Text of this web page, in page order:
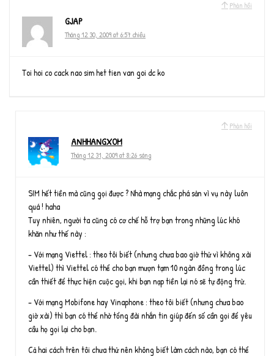
Phản hồi
GJAP
Tháng 12 30, 2009 at 6:57 chiều
Toi hoi co cack nao sim het tien van goi dc ko
Phản hồi
ANHHANGXOM
Tháng 12 31, 2009 at 8:26 sáng
SIM hết tiền mà cũng gọi được ? Nhà mạng chắc phá sản vì vụ này luôn
quá ! haha
Tuy nhiên, người ta cũng có cơ chế hỗ trợ bạn trong những lúc khó
khăn như thế này :
– Với mạng Viettel : theo tôi biết (nhưng chưa bao giờ thử vì không xài
Viettel) thì Viettel có thể cho bạn mượn tạm 10 ngàn đồng trong lúc
cần thiết để thực hiện cuộc gọi, khi bạn nạp tiền lại nó sẽ tự động trừ.
– Với mạng Mobifone hay Vinaphone : theo tôi biết (nhưng chưa bao
giờ xài) thì bạn có thể nhờ tổng đài nhắn tin giúp đến số cần gọi để yêu
cầu họ gọi lại cho bạn.
Cả hai cách trên tôi chưa thử nên không biết làm cách nào, bạn có thể